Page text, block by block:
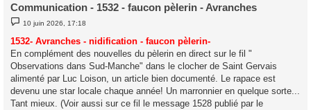
Communication - 1532 - faucon pèlerin - Avranches
M
e
s
s
a
e
10 juin 2026, 17:18
1532- Avranches - nidification - faucon pèlerin-
En complément des nouvelles du pèlerin en direct sur le fil "
Observations dans Sud-Manche" dans le clocher de Saint Gervais
alimenté par Luc Loison, un article bien documenté. Le rapace est
devenu une star locale chaque année! Un marronnier en quelque sorte...
Tant mieux. (Voir aussi sur ce fil le message 1528 publié par le